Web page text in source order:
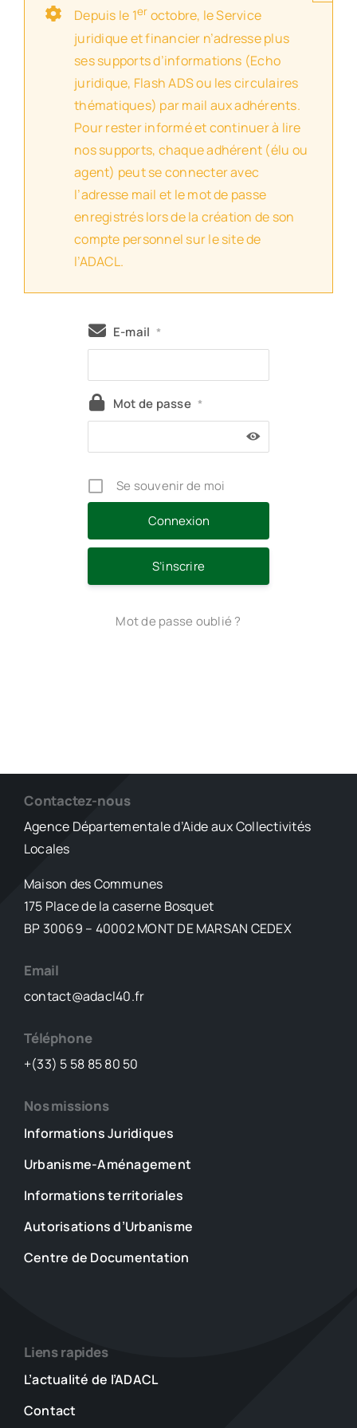
Depuis le 1er octobre, le Service
juridique et financier n’adresse plus
ses supports d’informations (Echo
juridique, Flash ADS ou les circulaires
thématiques) par mail aux adhérents.
Pour rester informé et continuer à lire
nos supports, chaque adhérent (élu ou
agent) peut se connecter avec
l’adresse mail et le mot de passe
enregistrés lors de la création de son
compte personnel sur le site de
l’ADACL.
E-mail *
Mot de passe *
Se souvenir de moi
S’inscrire
Mot de passe oublié ?
Contactez-nous
Agence Départementale d’Aide aux Collectivités
Locales
Maison des Communes
175 Place de la caserne Bosquet
BP 30069 – 40002 MONT DE MARSAN CEDEX
Email
contact@adacl40.fr
Téléphone
+(33) 5 58 85 80 50
Nos missions
Informations Juridiques
Urbanisme-Aménagement
Informations territoriales
Autorisations d’Urbanisme
Centre de Documentation
Liens rapides
L’actualité de l’ADACL
Contact